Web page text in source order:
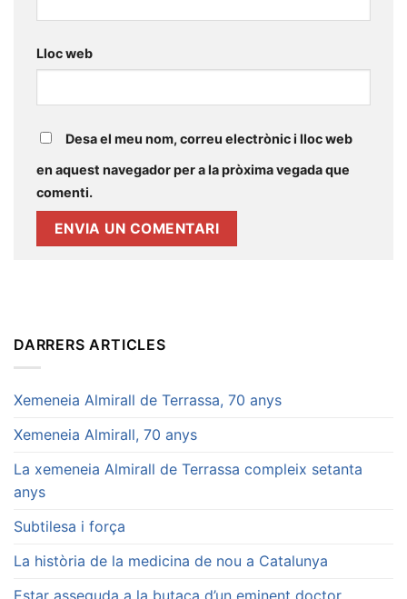
Lloc web
Desa el meu nom, correu electrònic i lloc web
en aquest navegador per a la pròxima vegada que
comenti.
DARRERS ARTICLES
Xemeneia Almirall de Terrassa, 70 anys
Xemeneia Almirall, 70 anys
La xemeneia Almirall de Terrassa compleix setanta
anys
Subtilesa i força
La història de la medicina de nou a Catalunya
Estar asseguda a la butaca d’un eminent doctor